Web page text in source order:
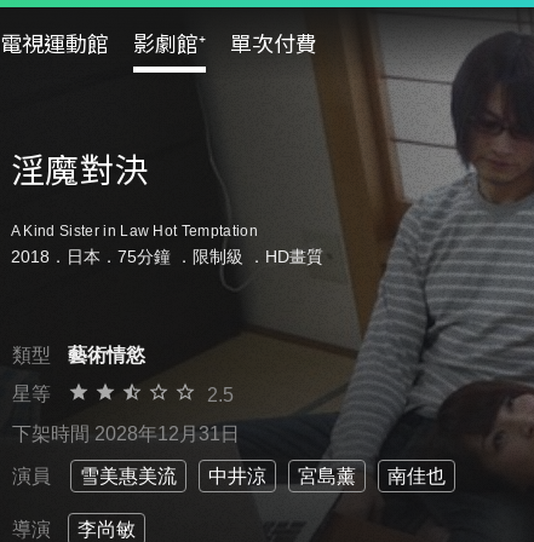
電視運動館 影劇館⁺ 單次付費
淫魔對決
A Kind Sister in Law Hot Temptation
2018．日本．75分鐘 ． 限制級 ．HD畫質
類型
藝術情慾
星等
2.5
下架時間 2028年12月31日
演員 雪美惠美流 中井涼 宮島薰 南佳也
導演 李尚敏